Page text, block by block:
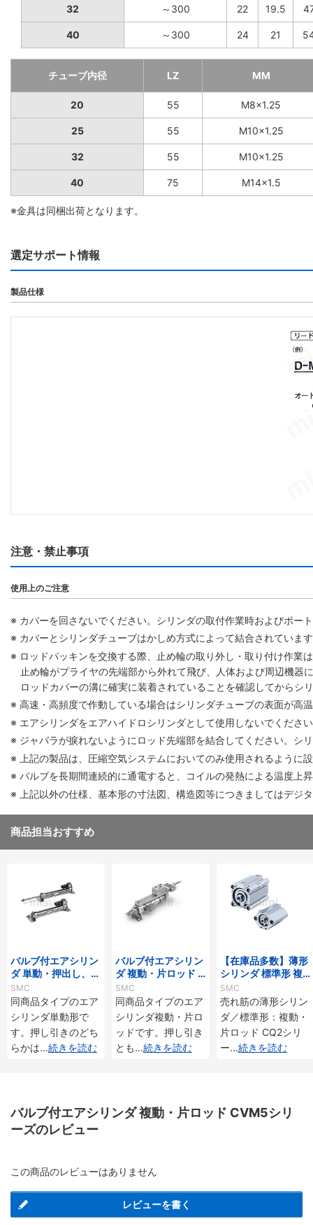
32 ～300 22 19.5
40 ～300 24 21
チューブ内径 LZ MM
20 55 M8×1.25
25 55 M10×1.25
32 55 M10×1.25
40 75 M14×1.5
※金具は同梱出荷となります。
選定サポート情報
製品仕様
注意・禁止事項
使用上のご注意
※ カバーを回さないでください。シリンダの取付作業時およびポー
※ カバーとシリンダチューブはかしめ方式によって結合されていま
※ ロッドパッキンを交換する際、止め輪の取り外し・取り付け作業
止め輪がプライヤの先端部から外れて飛び、人体および周辺機
ロッドカバーの溝に確実に装着されていることを確認してからシ
※ 高速・高頻度で作動している場合はシリンダチューブの表面が高
※ エアシリンダをエアハイドロシリンダとして使用しないでくださ
※ ジャバラが捩れないようにロッド先端部を結合してください。シ
※ 上記の製品は、圧縮空気システムにおいてのみ使用されるように
※ バルブを長期間連続的に通電すると、コイルの発熱による温度上
※ 上記以外の仕様、基本形の寸法図、構造図等につきましてはデジ
商品担当おすすめ
バルブ付エアシリン
ダ 単動・押出し、引
込み CVM3シリーズ
SMC
同商品タイプのエア
シリンダ単動形で
す。押し引きのどち
らかは...続きを読む
バルブ付エアシリン
ダ 複動・片ロッド C
VJ5シリーズ
SMC
同商品タイプのエア
シリンダ複動・片ロ
ッドです。押し引き
とも...続きを読む
【在庫品多数】薄形
シリンダ 標準形 複
動・片ロッド CQ2
シリーズ
SMC
売れ筋の薄形シリン
ダ／標準形：複動・
片ロッド CQ2シリ
ー...続きを読む
バルブ付エアシリンダ 複動・片ロッド CVM5シリ
ーズのレビュー
この商品のレビューはありません
レビューを書く